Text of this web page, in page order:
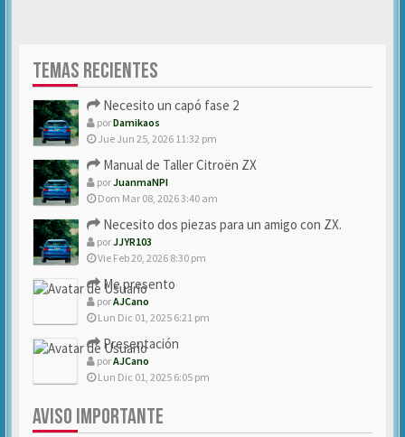
TEMAS RECIENTES
Necesito un capó fase 2
porDamikaos
Jue Jun 25, 2026 11:32 pm
Manual de Taller Citroën ZX
porJuanmaNPI
Dom Mar 08, 2026 3:40 am
Necesito dos piezas para un amigo con ZX.
porJJYR103
Vie Feb 20, 2026 8:30 pm
Me presento
porAJCano
Lun Dic 01, 2025 6:21 pm
Presentación
porAJCano
Lun Dic 01, 2025 6:05 pm
AVISO IMPORTANTE